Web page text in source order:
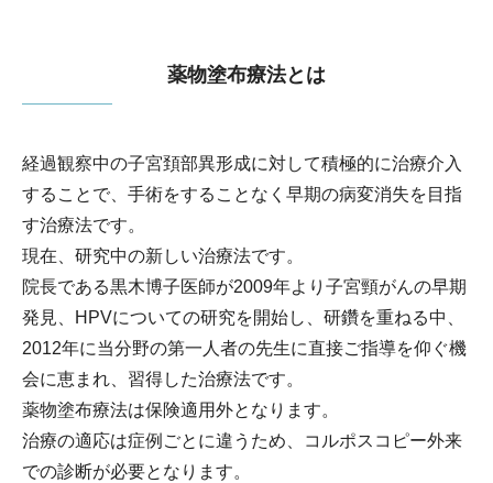
薬物塗布療法とは
経過観察中の子宮頚部異形成に対して積極的に治療介入
することで、手術をすることなく早期の病変消失を目指
す治療法です。
現在、研究中の新しい治療法です。
院長である黒木博子医師が2009年より子宮頸がんの早期
発見、HPVについての研究を開始し、研鑽を重ねる中、
2012年に当分野の第一人者の先生に直接ご指導を仰ぐ機
会に恵まれ、習得した治療法です。
薬物塗布療法は保険適用外となります。
治療の適応は症例ごとに違うため、コルポスコピー外来
での診断が必要となります。